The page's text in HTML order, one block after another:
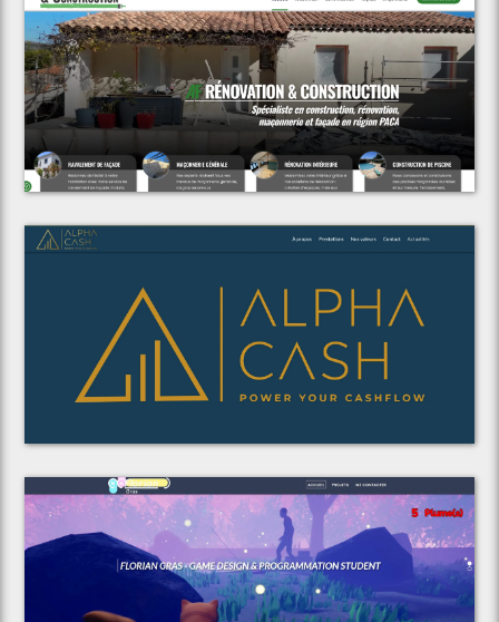
Voir le projet
AF Rénovation & Construction
Voir le projet
Alpha Cash Consulting